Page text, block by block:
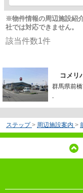
※物件情報の周辺施設紹
社では対応できません。
該当件数1件
コメリ
群馬県前
-
ステップ > 周辺施設案内 >